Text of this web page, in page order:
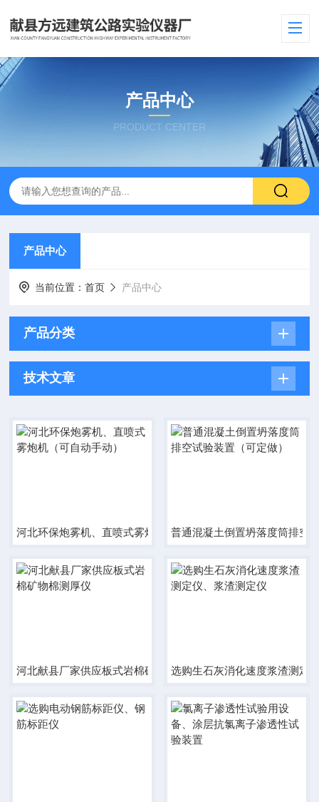
产品中心
PRODUCT CENTER
产品中心
当前位置：首页 产品中心
产品分类
技术文章
河北环保炮雾机、直喷式雾炮机（可自动手动）普通混凝土倒置坍落度筒排空
河北献县厂家供应板式岩棉矿物棉测厚仪选购生石灰消化速度浆渣测定